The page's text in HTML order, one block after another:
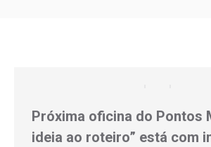
Próxima oficina do Pontos
ideia ao roteiro” está com